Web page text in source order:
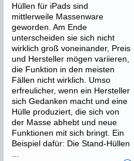
Hüllen für iPads sind
mittlerweile Massenware
geworden. Am Ende
unterscheiden sie sich nicht
wirklich groß voneinander, Preis
und Hersteller mögen variieren,
die Funktion in den meisten
Fällen nicht wirklich. Umso
erfreulicher, wenn ein Hersteller
sich Gedanken macht und eine
Hülle produziert, die sich von
der Masse abhebt und neue
Funktionen mit sich bringt. Ein
Beispiel dafür: Die Stand-Hüllen